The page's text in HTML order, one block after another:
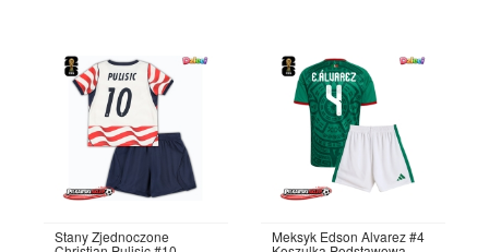
Stany Zjednoczone Meksyk Edson Alvarez #4